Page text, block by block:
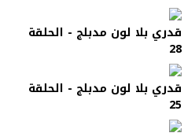
قدري بلا لون مدبلج - الحلقة
28
قدري بلا لون مدبلج - الحلقة
25